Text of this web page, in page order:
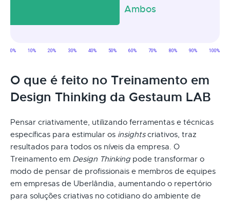
O que é feito no Treinamento em
Design Thinking da Gestaum LAB
Pensar criativamente, utilizando ferramentas e técnicas
específicas para estimular os insightscriativos, traz
resultados para todos os níveis da empresa. O
Treinamento em Design Thinking pode transformar o
modo de pensar de profissionais e membros de equipes
em empresas de Uberlândia, aumentando o repertório
para soluções criativas no cotidiano do ambiente de